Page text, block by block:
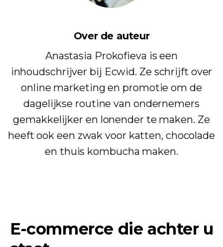
Over de auteur
Anastasia Prokofieva is een
inhoudschrijver bij Ecwid. Ze schrijft over
online marketing en promotie om de
dagelijkse routine van ondernemers
gemakkelijker en lonender te maken. Ze
heeft ook een zwak voor katten, chocolade
en thuis kombucha maken.
E-commerce die achter u